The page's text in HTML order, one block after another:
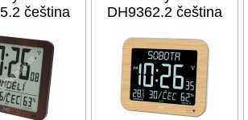
čeština
DH9362.2 čeština